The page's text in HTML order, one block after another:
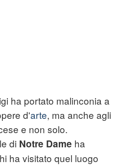
ha portato malinconia a
d'arte, ma anche agli
e non solo.
di Notre Dame ha
ha visitato quel luogo